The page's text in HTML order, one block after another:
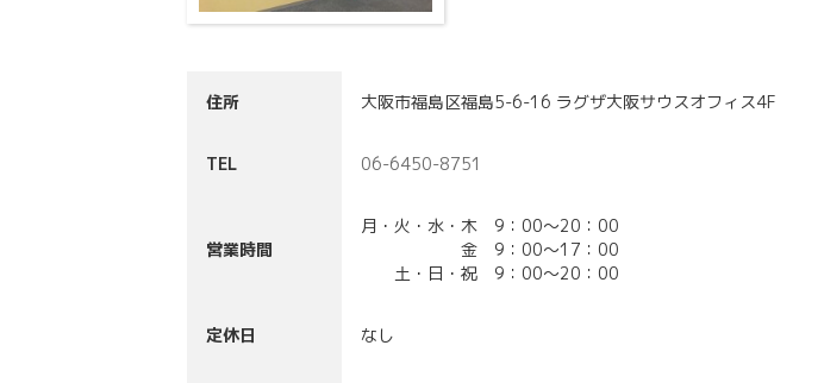
住所 大阪市福島区福島5-6-16 ラグザ大阪サウスオフィス4F
TEL 06-6450-8751
営業時間
月・火・水・木 9：00～20：00
金 9：00～17：00
土・日・祝 9：00～20：00
定休日 なし